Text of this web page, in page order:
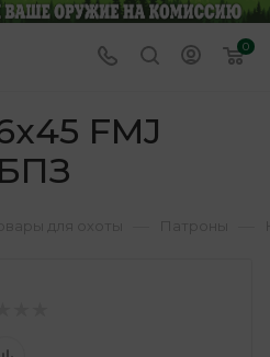
0
FMJ